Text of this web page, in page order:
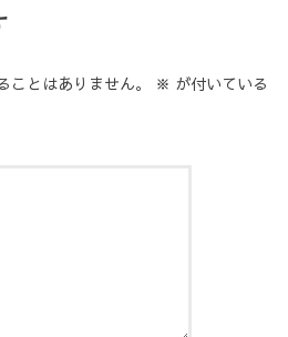
とはありません。 ※ が付いている